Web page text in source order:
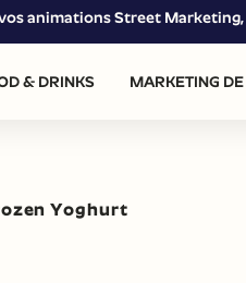
animations Street
& DRINKS MARKETING
Yoghurt